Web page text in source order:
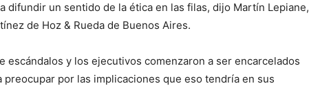
difundir un sentido de la ética en las filas, dijo Martín Lepiane,
de Hoz & Rueda de Buenos Aires.
escándalos y los ejecutivos comenzaron a ser encarcelados
por las implicaciones que eso tendría en sus